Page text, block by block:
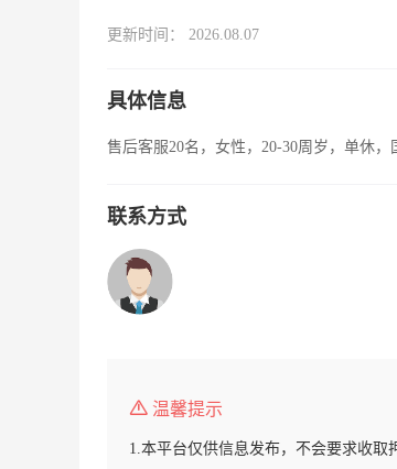
更新时间： 2026.08.07
具体信息
售后客服20名，女性，20-30周岁，单休，
联系方式
温馨提示
1.本平台仅供信息发布，不会要求收取